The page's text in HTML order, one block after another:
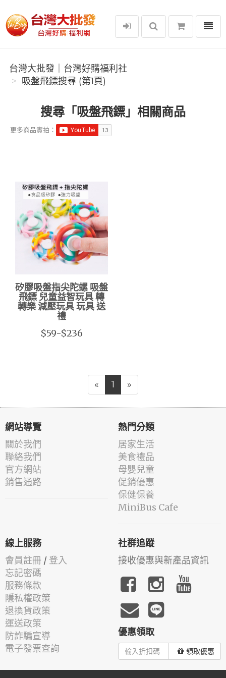
台灣大批發｜台灣好購福利社
選單
台灣大批發｜台灣好購福利社
吸盤飛鏢搜尋 (第1頁)
搜尋「吸盤飛鏢」相關商品
更多商品實拍：
矽膠吸盤指尖陀螺 吸盤
飛鏢 兒童益智玩具 轉
轉樂 減壓玩具 玩具 送
禮
$59-$236
« 1 »
網站導覽
關於我們
聯絡我們
官方網站
銷售通路
熱門分類
居家生活
美食禮品
母嬰兒童
促銷優惠
保健保養
MiniBus Cafe
線上服務
會員註冊 / 登入
忘記密碼
服務條款
隱私權政策
退換貨政策
運送政策
防詐騙宣導
電子發票查詢
社群追蹤
接收優惠與新產品資訊
優惠領取
領取優惠